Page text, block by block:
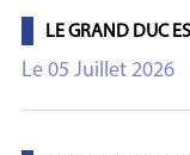
LE GRAND DUC
Le 05 Juillet 2026